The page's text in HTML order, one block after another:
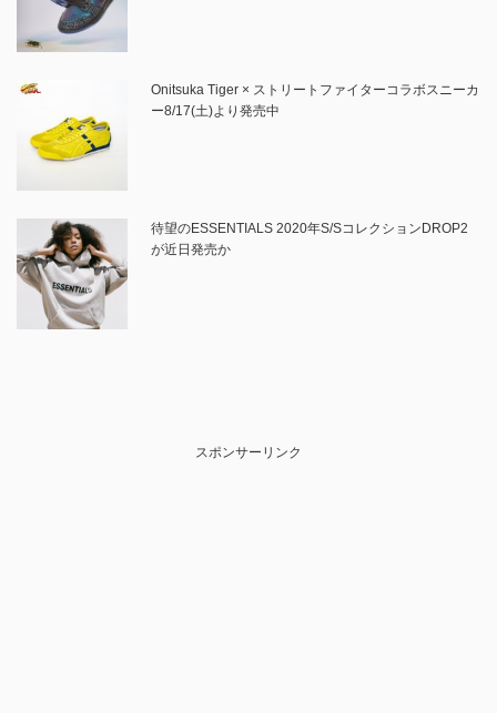
Onitsuka Tiger × ストリートファイターコラボスニーカ
ー8/17(土)より発売中
待望のESSENTIALS 2020年S/SコレクションDROP2
が近日発売か
スポンサーリンク